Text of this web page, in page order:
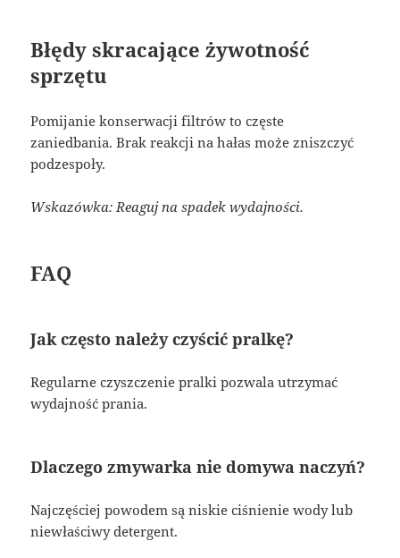
Błędy skracające żywotność
sprzętu
Pomijanie konserwacji filtrów to częste
zaniedbania. Brak reakcji na hałas może zniszczyć
podzespoły.
Wskazówka: Reaguj na spadek wydajności.
FAQ
Jak często należy czyścić pralkę?
Regularne czyszczenie pralki pozwala utrzymać
wydajność prania.
Dlaczego zmywarka nie domywa naczyń?
Najczęściej powodem są niskie ciśnienie wody lub
niewłaściwy detergent.